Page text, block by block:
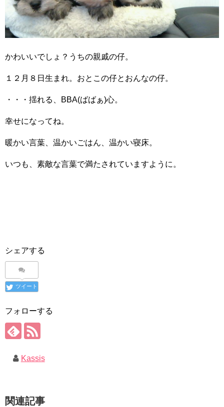
かわいいでしょ？うちの親戚の仔。
１２月８日生まれ。おとこの仔とおんなの仔。
・・・揺れる、BBA(ばばぁ)心。
幸せになってね。
暖かい言葉、温かいごはん、温かい寝床。
いつも、素敵な言葉で満たされていますように。
シェアする
ツイート
フォローする
Kassis
関連記事